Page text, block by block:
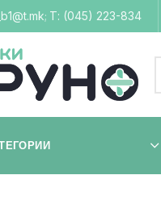
; Т: (045) 223-834